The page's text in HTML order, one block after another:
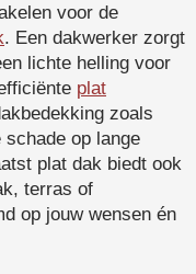
voor de
. Een dakwerker zorgt
lichte helling voor
plat
zoals
op lange
plat dak biedt ook
terras of
op jouw wensen én